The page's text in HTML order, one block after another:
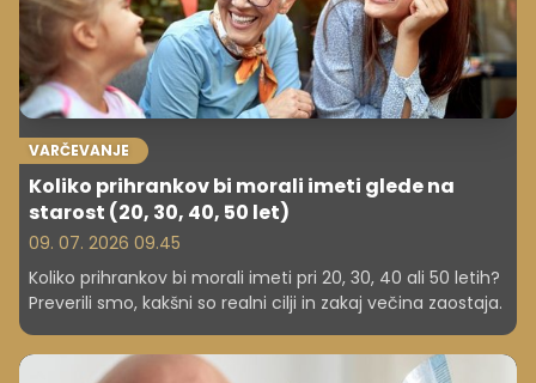
VARČEVANJE
Koliko prihrankov bi morali imeti glede na
starost (20, 30, 40, 50 let)
09. 07. 2026 09.45
Koliko prihrankov bi morali imeti pri 20, 30, 40 ali 50 letih?
Preverili smo, kakšni so realni cilji in zakaj večina zaostaja.